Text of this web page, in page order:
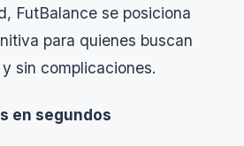
FutBalance se posiciona
para quienes buscan
sin complicaciones.
en segundos